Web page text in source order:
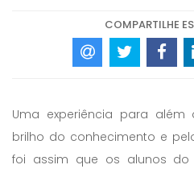
COMPARTILHE
Uma experiência para
brilho do conhecimento e
foi assim que os alunos do